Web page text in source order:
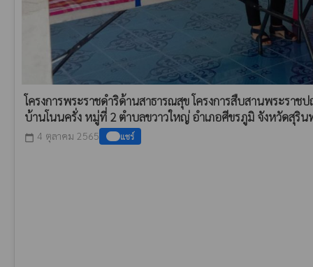
โครงการพระราชดำริด้านสาธารณสุข โครงการสืบสานพระราช
บ้านโนนครั่ง หมู่ที่ 2 ตำบลขวาวใหญ่ อำเภอศีขรภูมิ จังหวัดสุริน
calendar_today 4 ตุลาคม 2565 แชร์